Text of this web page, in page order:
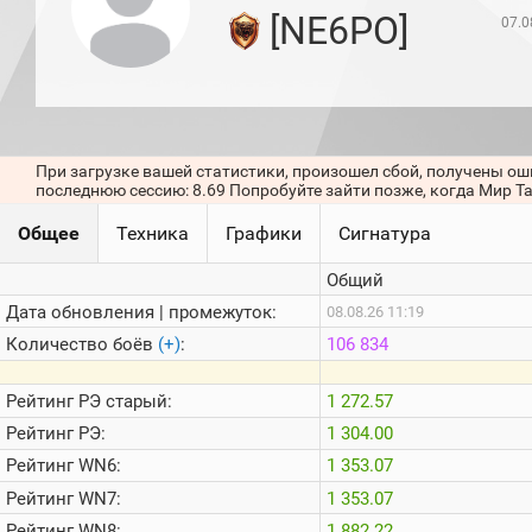
последние
сессии)
1000
стримеров
Информация
Онлайн
Цветовая
шкала
[NE6PO]
При загрузке вашей статистики, произошел сбой, получены
последнюю сессию: 8.69 Попробуйте зайти позже, когда Мир
Общее Техника Графики Сигнатура
Дата обновления | промежуток:
Количество боёв (+):
РейтингРЭ старый:
РейтингРЭ:
РейтингWN6:
РейтингWN7:
Общий
08.08.26 11:19
106 834
1 272.57
1 304.00
1 353.07
1 353.07